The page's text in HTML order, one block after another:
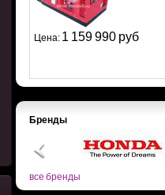
Цена: 1 159 990 руб
Бренды
все бренды